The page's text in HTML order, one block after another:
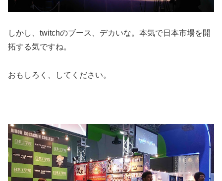
しかし、twitchのブース、デカいな。本気で日本市場を開
拓する気ですね。
おもしろく、してください。